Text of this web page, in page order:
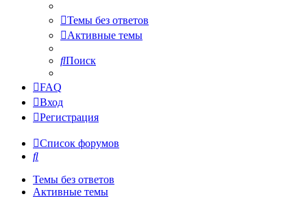
Темы без ответов
Активные темы
Поиск
FAQ
Вход
Регистрация
Список форумов
Поиск
Темы без ответов
Активные темы